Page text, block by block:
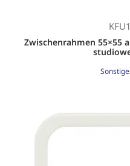
Zwischenrahmen 55×55